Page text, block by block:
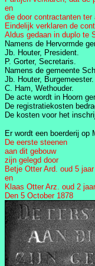
en
die door contractanten
Eindelijk verklaren de
Aldus gedaan in duplo te
Namens de Hervormde
Jb. Houter, President.
P. Gorter, Secretaris.
Namens de gemeente
Jb. Houter, Burgemeester.
C. Ham, Wethouder.
De acte wordt in Hoorn
De registratiekosten
De kosten voor het
Er wordt een boerderij
De eerste steenen
aan dit gebouw
zijn gelegd door
Betje Otter Ard. oud 5 jaar
en
Klaas Otter Arz. oud 2 jaar
Den 5 October 1878